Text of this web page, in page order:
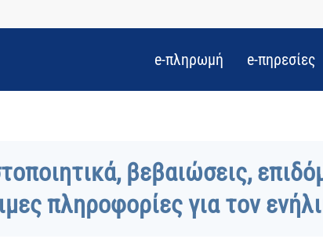
e-πληρωμή e-πηρεσίες
βεβαιώσεις,
πληροφορίες για τον